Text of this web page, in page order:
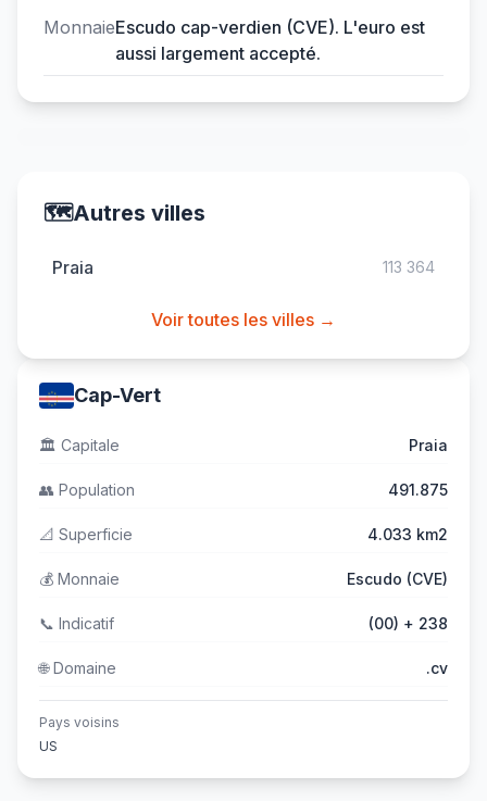
MonnaieEscudo cap-verdien (CVE). L'euro est
aussi largement accepté.
🗺️Autres villes
Praia 113 364
Voir toutes les villes →
Cap-Vert
🏛️ Capitale Praia
👥 Population 491.875
📐 Superficie 4.033 km2
💰 Monnaie Escudo (CVE)
📞 Indicatif (00) + 238
🌐Domaine .cv
Pays voisins
US